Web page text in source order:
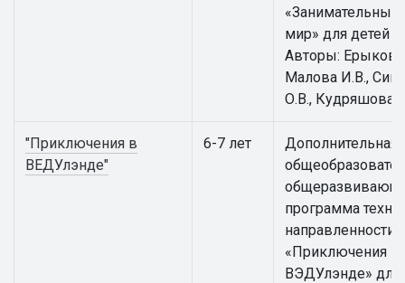
«Занимательный
мир» для детей 5
Авторы: Ерыкова
Малова И.В.,
О.В., Кудряшова
"Приключения в
ВЕДУлэнде"
6-7 лет
Дополнительная
программа
направленности
«Приключения в
ВЭДУлэнде» для